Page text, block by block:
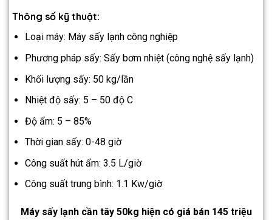
Thông số kỹ thuật:
Loại máy: Máy sấy lạnh công nghiệp
Phương pháp sấy: Sấy bơm nhiệt (công nghệ sấy lạnh)
Khối lượng sấy: 50 kg/lần
Nhiệt độ sấy: 5 – 50 độ C
Độ ẩm: 5 – 85%
Thời gian sấy: 0-48 giờ
Công suất hút ẩm: 3.5 L/giờ
Công suất trung bình: 1.1 Kw/giờ
Máy sấy lạnh cần tây 50kg hiện có giá bán 145 triệu